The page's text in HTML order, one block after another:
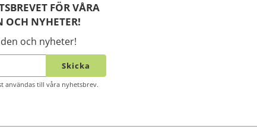
FÖR VÅRA
OCH NYHETER!
och nyheter!
Skicka
användas till våra nyhetsbrev.